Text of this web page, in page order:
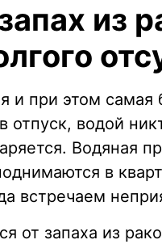
из
и при этом
отпуск, водой
Водяная
в
встречаем
от запаха из